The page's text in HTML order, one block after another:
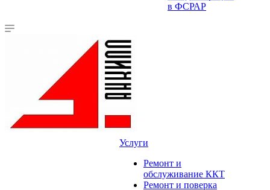
в ФСРАР
Услуги
Ремонт и
обслуживание ККТ
Ремонт и поверка